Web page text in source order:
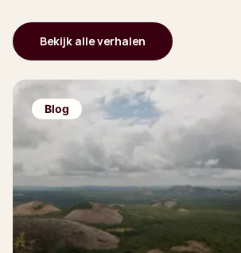
Bekijk alle verhalen
Blog